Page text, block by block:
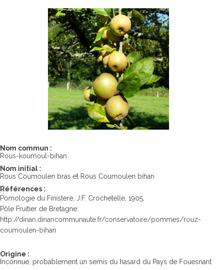
Nom commun :
Rous-koumoul-bihan
Nom initial :
Rous Coumoulen bras et Rous Coumoulen bihan
Références :
Pomologie du Finistere, J.F. Crochetelle, 1905,
Pôle Fruitier de Bretagne:
http://dinan.dinancommunaute.fr/conservatoire/pommes/rouz-
coumoulen-bihan
Origine :
Inconnue, probablement un semis du hasard du Pays de Fouesnant